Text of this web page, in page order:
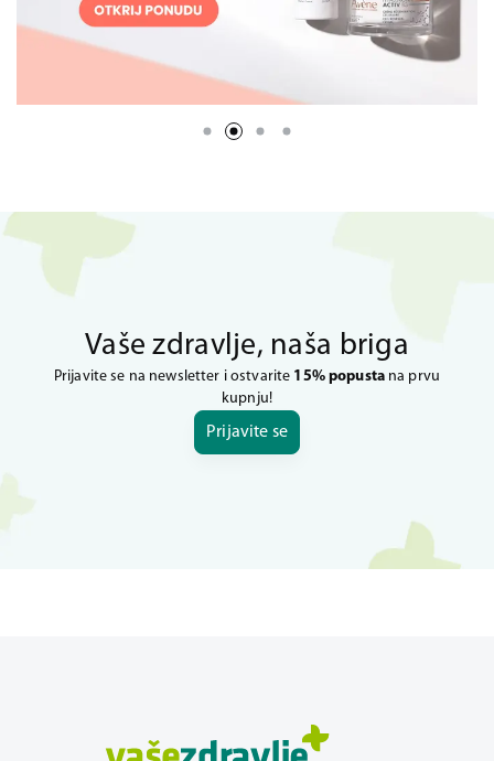
Vaše zdravlje, naša briga
Prijavite se na newsletter i ostvarite 15% popustana prvu
kupnju!
Prijavite se